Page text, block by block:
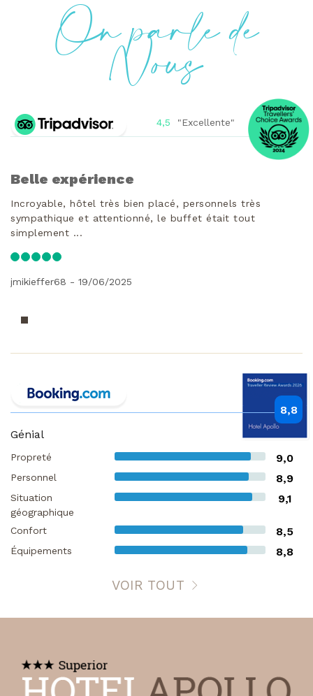
On parle de
Nous
4,5 "Excellente"
Belle expérience
Incroyable, hôtel très bien placé, personnels très
sympathique et attentionné, le buffet était tout
simplement ...
jmikieffer68 - 19/06/2025
8,8
Génial
Propreté 9,0
Personnel 8,9
Situation
géographique
9,1
Confort 8,5
Équipements 8,8
VOIR TOUT